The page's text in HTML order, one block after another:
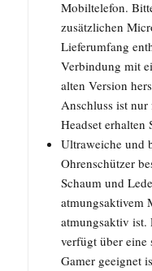
Mobiltelefon.
zusätzlichen
Lieferumfang
Verbindung mit
alten Version
Anschluss ist
Headset
Ultraweiche und
Ohrenschützer
Schaum und
atmungsaktivem
atmungsaktiv ist.
verfügt über eine
Gamer geeignet